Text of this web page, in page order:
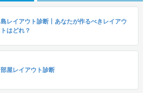
島レイアウト診断丨あなたが作るべきレイアウ
トはどれ？
部屋レイアウト診断